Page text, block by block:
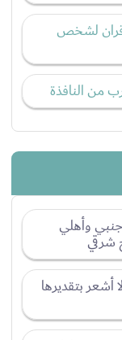
لشخص
من النافذة
وأهلي
شرقي
أشعر بتقديرها